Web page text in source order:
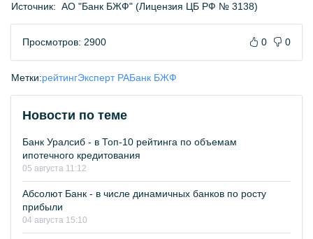
Источник: АО "Банк БЖФ" (Лицензия ЦБ РФ № 3138)
Просмотров: 2900 0 0
Метки:рейтингЭксперт РАБанк БЖФ
Новости по теме
Банк Уралсиб - в Топ-10 рейтинга по объемам
ипотечного кредитования
05 августа 11:12
Абсолют Банк - в числе динамичных банков по росту
прибыли
04 августа 15:10